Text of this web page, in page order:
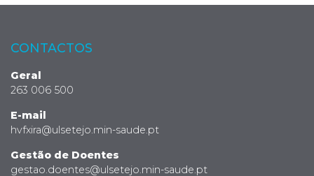
CONTACTOS
Geral
263 006 500
E-mail
hvfxira@ulsetejo.min-saude.pt
Gestão de Doentes
gestao.doentes@ulsetejo.min-saude.pt